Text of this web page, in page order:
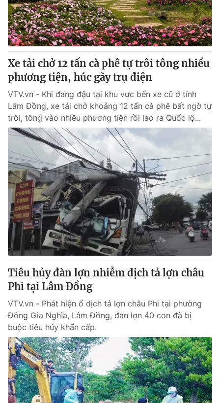
Xe tải chở 12 tấn cà phê tự trôi tông nhiều
phương tiện, húc gãy trụ điện
VTV.vn - Khi đang đậu tại khu vực bến xe cũ ở tỉnh
Lâm Đồng, xe tải chở khoảng 12 tấn cà phê bất ngờ tự
trôi, tông vào nhiều phương tiện rồi lao ra Quốc lộ...
Tiêu hủy đàn lợn nhiễm dịch tả lợn châu
Phi tại Lâm Đồng
VTV.vn - Phát hiện ổ dịch tả lợn châu Phi tại phường
Đông Gia Nghĩa, Lâm Đồng, đàn lợn 40 con đã bị
buộc tiêu hủy khẩn cấp.